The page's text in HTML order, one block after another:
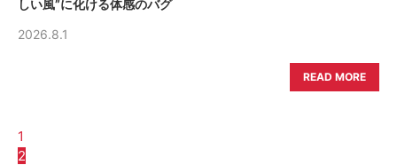
しい風”に化ける体感のバグ
2026.8.1
READ MORE
1
2